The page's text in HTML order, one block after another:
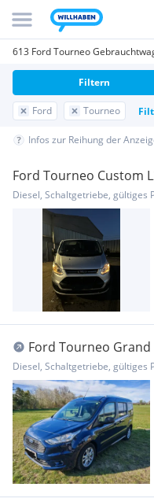
613 Ford Tourneo
Ford Tourneo
Filtern
Infos zur Reihung der
Ford Tourneo Custom
Diesel, Schaltgetriebe, gültiges
Ford Tourneo
TDCi L1
Diesel, Schaltgetriebe, gültiges